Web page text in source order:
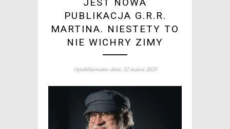
JEST NOWA
PUBLIKACJA G.R.R.
MARTINA. NIESTETY TO
NIE WICHRY ZIMY
Opublikowano dnia: 22 marca 2025